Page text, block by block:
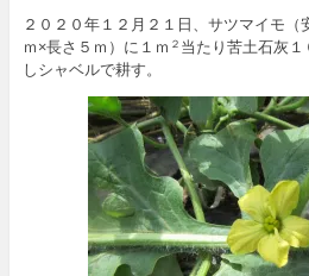
２０２０年１２月２１日、サツマイモ（
ｍ×長さ５ｍ）に１ｍ ２ 当たり苦土石灰
しシャベルで耕す。